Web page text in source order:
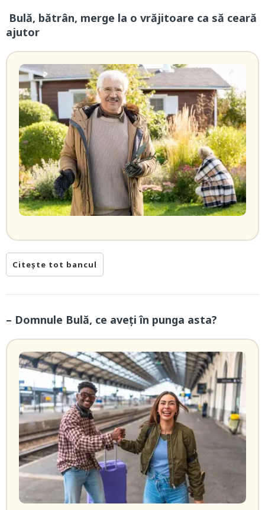
Bulă, bătrân, merge la o vrăjitoare ca să ceară
ajutor
Citește tot bancul
– Domnule Bulă, ce aveți în punga asta?